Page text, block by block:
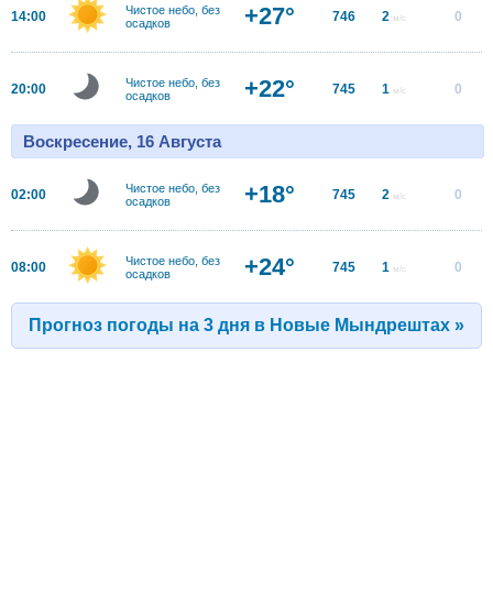
14:00
Чистое небо, без
осадков
+27° 746 2 м/с 0
20:00
Чистое небо, без
осадков
+22° 745 1 м/с 0
Воскресение, 16 Августа
02:00
Чистое небо, без
осадков
+18° 745 2 м/с 0
08:00
Чистое небо, без
осадков
+24° 745 1 м/с 0
Прогноз погоды на 3 дня в Новые Мындрештах »